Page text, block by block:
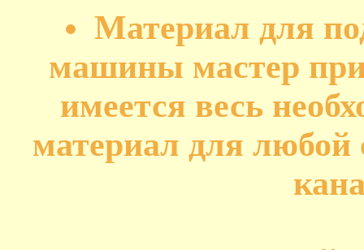
Материал для
машины мастер
имеется весь
материал для любой